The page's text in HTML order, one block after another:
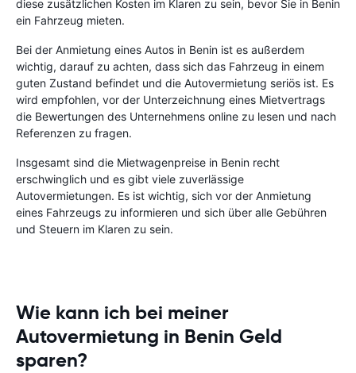
diese zusätzlichen Kosten im Klaren zu sein, bevor Sie in Benin
ein Fahrzeug mieten.
Bei der Anmietung eines Autos in Benin ist es außerdem
wichtig, darauf zu achten, dass sich das Fahrzeug in einem
guten Zustand befindet und die Autovermietung seriös ist. Es
wird empfohlen, vor der Unterzeichnung eines Mietvertrags
die Bewertungen des Unternehmens online zu lesen und nach
Referenzen zu fragen.
Insgesamt sind die Mietwagenpreise in Benin recht
erschwinglich und es gibt viele zuverlässige
Autovermietungen. Es ist wichtig, sich vor der Anmietung
eines Fahrzeugs zu informieren und sich über alle Gebühren
und Steuern im Klaren zu sein.
Wie kann ich bei meiner
Autovermietung in Benin Geld
sparen?